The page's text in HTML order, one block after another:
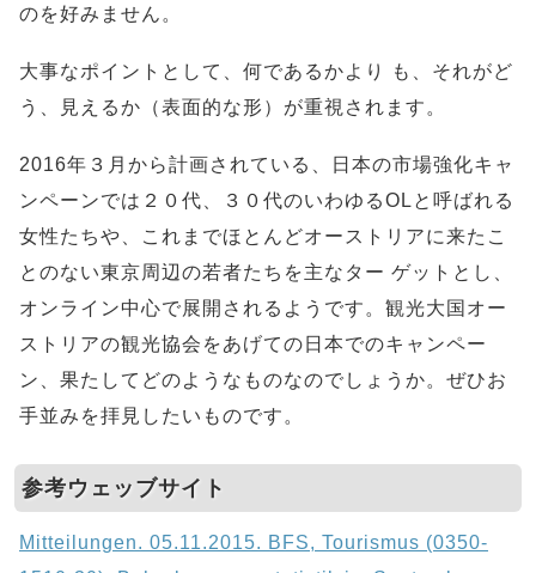
のを好みません。
大事なポイントとして、何であるかより も、それがど
う、見えるか（表面的な形）が重視されます。
2016年３月から計画されている、日本の市場強化キャ
ンペーンでは２０代、３０代のいわゆるOLと呼ばれる
女性たちや、これまでほとんどオーストリアに来たこ
とのない東京周辺の若者たちを主なター ゲットとし、
オンライン中心で展開されるようです。観光大国オー
ストリアの観光協会をあげての日本でのキャンペー
ン、果たしてどのようなものなのでしょうか。ぜひお
手並みを拝見したいものです。
参考ウェッブサイト
Mitteilungen. 05.11.2015. BFS, Tourismus (0350-